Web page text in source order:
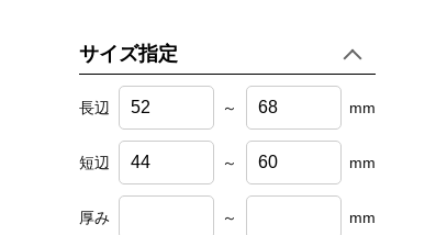
サイズ指定
長辺 ～ mm
短辺 ～ mm
厚み ～ mm